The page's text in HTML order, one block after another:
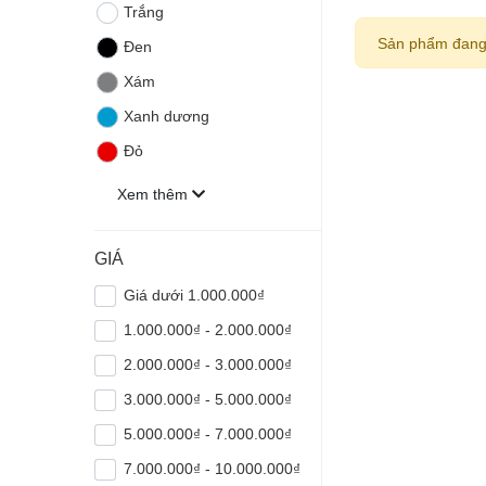
Trắng
Đen
Xám
Xanh dương
Đỏ
Xem thêm
GIÁ
Giá dưới 1.000.000₫
1.000.000₫ - 2.000.000₫
2.000.000₫ - 3.000.000₫
3.000.000₫ - 5.000.000₫
5.000.000₫ - 7.000.000₫
7.000.000₫ - 10.000.000₫
Sản phẩm